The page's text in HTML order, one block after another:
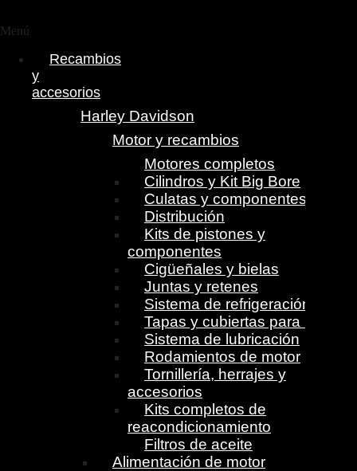
Menú
Recambios
y
accesorios
Harley Davidson
Motor y recambios
Motores completos
Cilindros y Kit Big Bore
Culatas y componentes
Distribución
Kits de pistones y
componentes
Cigüeñales y bielas
Juntas y retenes
Sistema de refrigeración
Tapas y cubiertas para motor
Sistema de lubricación
Rodamientos de motor
Tornillería, herrajes y
accesorios
Kits completos de
reacondicionamiento
Filtros de aceite
Alimentación de motor